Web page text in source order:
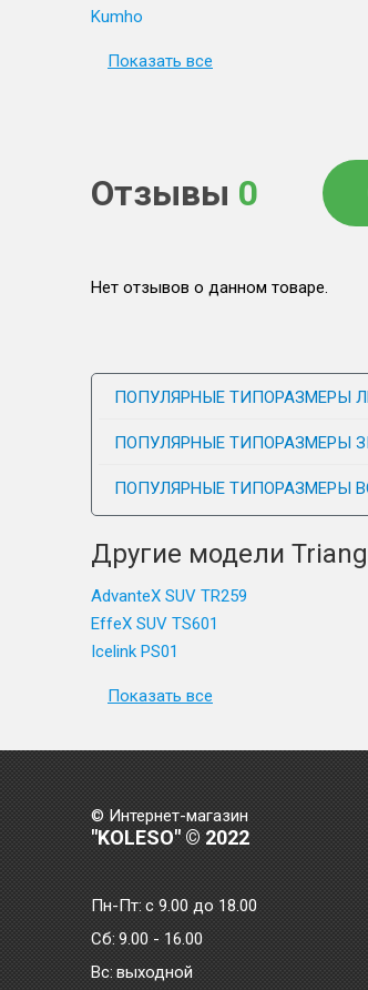
Kumho
Показать все
Отзывы 0
Нет отзывов о данном товаре.
ПОПУЛЯРНЫЕ ТИПОРАЗМЕРЫ
ПОПУЛЯРНЫЕ ТИПОРАЗМЕРЫ
ПОПУЛЯРНЫЕ ТИПОРАЗМЕРЫ
Другие модели
AdvanteX SUV TR259
EffeX SUV TS601
Icelink PS01
Показать все
© Интернет-магазин
"KOLESO" © 2022
Пн-Пт:с 9.00 до 18.00
Сб: 9.00 - 16.00
Bc: выходной